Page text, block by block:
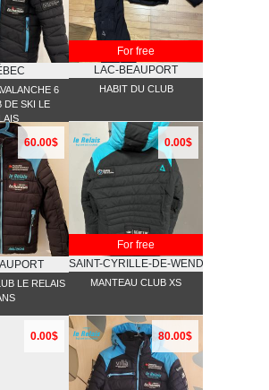
6
DE SKI LE
For free
LAC-BEAUPORT
HABIT DU CLUB
60.00$
LE RELAIS
0.00$
For free
SAINT-CYRILLE-DE-WENDOVER
MANTEAU CLUB XS
0.00$ 80.00$